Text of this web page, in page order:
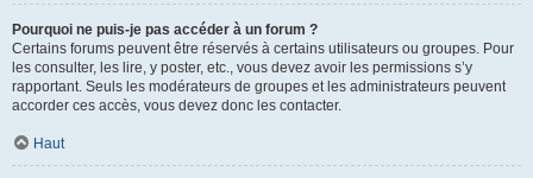
Pourquoi ne puis-je pas accéder à un forum ?
Certains forums peuvent être réservés à certains utilisateurs ou groupes. Pour
les consulter, les lire, y poster, etc., vous devez avoir les permissions s’y
rapportant. Seuls les modérateurs de groupes et les administrateurs peuvent
accorder ces accès, vous devez donc les contacter.
Haut